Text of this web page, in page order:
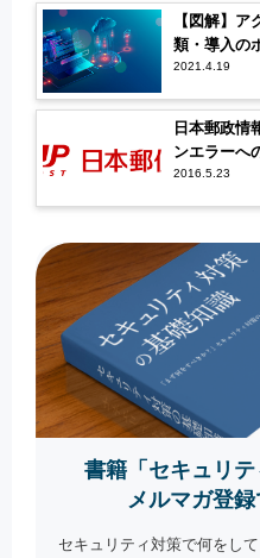
【図解】
類・導入の
2021.4.19
日本郵政情
ンエラーへ
2016.5.23
書籍「セキュリテ
メルマガ登録
セキュリティ対策で何をし